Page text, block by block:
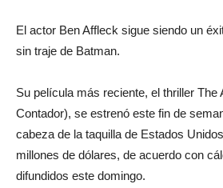
El actor Ben Affleck sigue siendo un
sin traje de Batman.
Su película más reciente, el thriller The
Contador), se estrenó este fin de
cabeza de la taquilla de Estados
millones de dólares, de acuerdo con
difundidos este domingo.